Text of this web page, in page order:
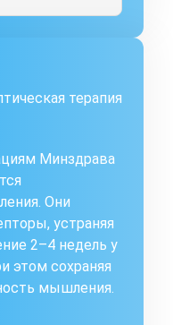
терапия
Минздрава
Они
устраняя
2–4 недель у
этом сохраняя
мышления.